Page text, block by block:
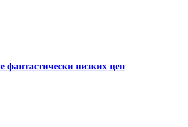
фантастически низких цен